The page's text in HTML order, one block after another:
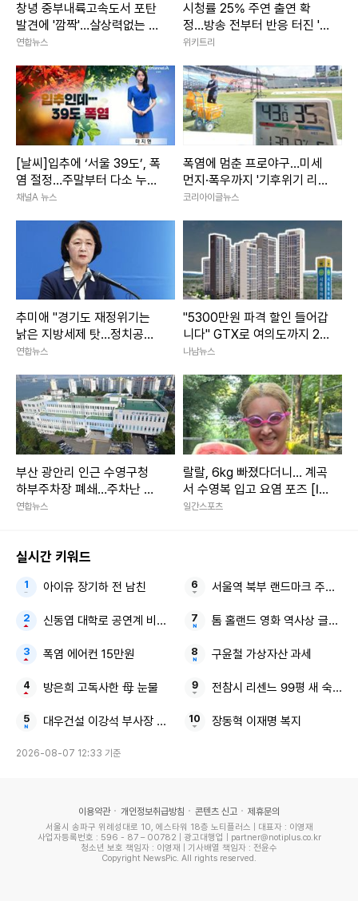
창녕 중부내륙고속도서 포탄
발견에 '깜짝'…살상력없는 모
의탄(종합)
연합뉴스
시청률 25% 주연 출연 확
정…방송 전부터 반응 터진 '7
00만 뷰 웹툰' 원작 드라마
위키트리
[날씨]입추에 ‘서울 39도’, 폭
염 절정…주말부터 다소 누그
러져
채널A 뉴스
폭염에 멈춘 프로야구…미세
먼지·폭우까지 '기후위기 리
그' 현실됐다
코리아이글뉴스
추미애 "경기도 재정위기는
낡은 지방세제 탓…정치공방
말아야"
연합뉴스
"5300만원 파격 할인 들어갑
니다" GTX로 여의도까지 20
분 경기도 '이 아파트' 전망
나남뉴스
부산 광안리 인근 수영구청
하부주차장 폐쇄…주차난 우
려
연합뉴스
랄랄, 6kg 빠졌다더니… 계곡
서 수영복 입고 요염 포즈 [IS
하이컷]
일간스포츠
실시간 키워드
아이유 장기하 전 남친
신동엽 대학로 공연계 비하 논란
폭염 에어컨 15만원
방은희 고독사한 母 눈물
대우건설 이강석 부사장 김보현 대표
서울역 북부 랜드마크 주거지
톰 홀랜드 영화 역사상 글로벌
구윤철 가상자산 과세
전참시 리센느 99평 새 숙소
장동혁 이재명 복지
2026-08-07 12:33 기준
이용약관 개인정보취급방침 콘텐츠 신고 제휴문의
서울시 송파구 위례성대로 10, 에스타워 18층 노티플러스 | 대표자 : 이영재
사업자등록번호 : 596 - 87 – 00782 | 광고대행업 | partner@notiplus.co.kr
청소년 보호 책임자 : 이영재 | 기사배열 책임자 : 전윤수
Copyright NewsPic. All rights reserved.